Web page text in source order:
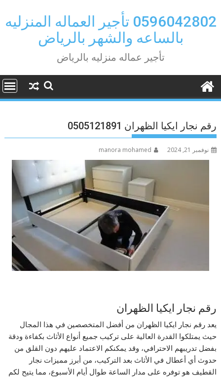
to
content
0596042802 تأجير العماله المنزليه
بالساعه والشهر بالرياض
تأجير عماله منزليه بالرياض
رقم نجار ايكيا الظهران 0505121891
نوفمبر 21, 2024 manora mohamed
رقم نجار ايكيا الظهران
يعد رقم نجار ايكيا الظهران من أفضل المتخصصين في هذا المجال
حيث يمتلكوا القدرة العالية على تركيب جميع أنواع الأثاث بكفاءة ودقة
بفضل تدريبهم الاحترافي، وقد يمكنكم الاعتماد عليهم دون القلق من
حدوث أي أعطال في الأثاث بعد التركيب، من أبرز مميزات نجار
القطيف هو توفره على مدار الساعة طوال أيام الأسبوع، مما يتيح لكم